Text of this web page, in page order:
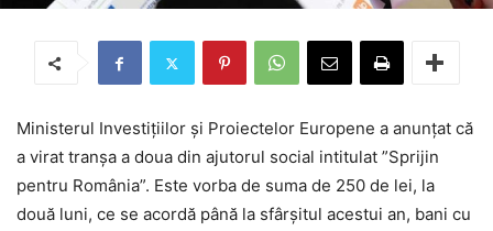
Ministerul Investițiilor și Proiectelor Europene a anunțat că
a virat tranșa a doua din ajutorul social intitulat ”Sprijin
pentru România”. Este vorba de suma de 250 de lei, la
două luni, ce se acordă până la sfârșitul acestui an, bani cu